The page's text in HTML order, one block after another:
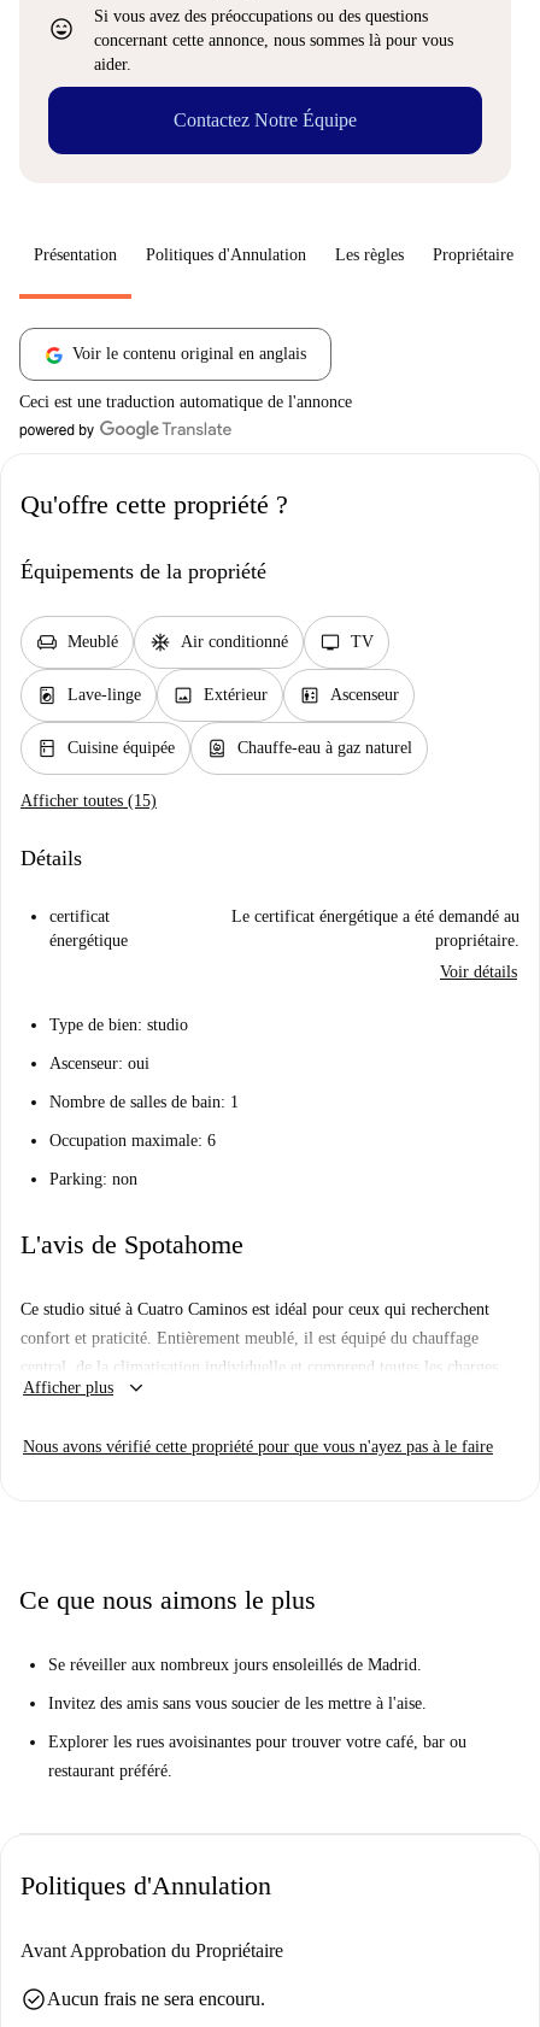
sentiment_very_satisfied
Si vous avez des préoccupations ou des questions
concernant cette annonce, nous sommes là pour vous
aider.
Contactez Notre Équipe
Présentation Politiques d'Annulation Les règles Propriétaire
Voir le contenu original en anglais
Ceci est une traduction automatique de l'annonce
Qu'offre cette propriété ?
Équipements de la propriété
chair Meublé ac_unit Air conditionné tv TV
local_laundry_service Lave-linge image Extérieur elevator Ascenseur
kitchen Cuisine équipée water_heater Chauffe-eau à gaz naturel
Afficher toutes (15)
Détails
certificat
énergétique
Le certificat énergétique a été demandé au
propriétaire.
Voir détails
Type de bien: studio
Ascenseur: oui
Nombre de salles de bain: 1
Occupation maximale: 6
Parking: non
L'avis de Spotahome
Ce studio situé à Cuatro Caminos est idéal pour ceux qui recherchent
confort et praticité. Entièrement meublé, il est équipé du chauffage
central, de la climatisation individuelle et comprend toutes les charges
(électricité, eau, gaz, Wi-Fi et taxe d'habitation). Ce logement vérifié par
Vous y trouverez également un lave-linge et une télévision.
et des commodités de ce quartier dynamique.
Afficher plus keyboard_arrow_down
Nous avons vérifié cette propriété pour que vous n'ayez pas à le faire
Ce que nous aimons le plus
Se réveiller aux nombreux jours ensoleillés de Madrid.
Invitez des amis sans vous soucier de les mettre à l'aise.
Explorer les rues avoisinantes pour trouver votre café, bar ou
restaurant préféré.
Politiques d'Annulation
Avant Approbation du Propriétaire
check_circleAucun frais ne sera encouru.